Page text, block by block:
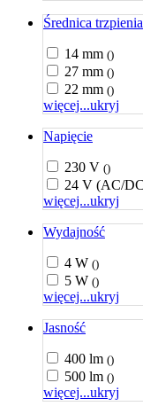
Średnica
14 mm ()
27 mm ()
22 mm ()
więcej...ukryj
Napięcie
230 V ()
24 V (AC/
więcej...ukryj
Wydajność
4 W ()
5 W ()
więcej...ukryj
Jasność
400 lm ()
500 lm ()
więcej...ukryj